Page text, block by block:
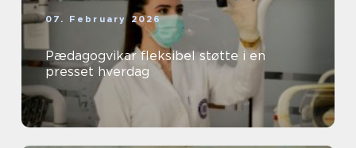
07. February 2026
Pædagogvikar fleksibel støtte i en
presset hverdag